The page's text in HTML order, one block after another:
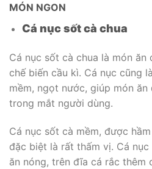
MÓN NGON
Cá nục sốt cà chua
Cá nục sốt cà chua là món
chế biến cầu kì. Cá nục cũng
mềm, ngọt nước, giúp món
trong mắt người dùng.
Cá nục sốt cà mềm, được
đặc biệt là rất thấm vị. Cá
ăn nóng, trên đĩa cá rắc thêm